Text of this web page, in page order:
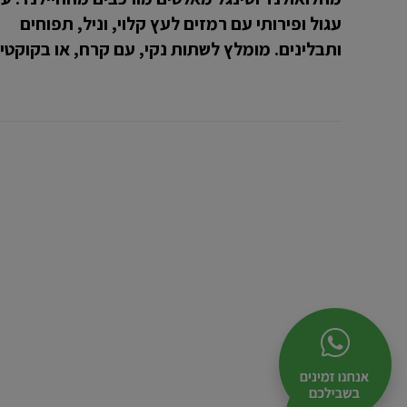
עגול ופירותי עם רמזים לעץ קלוי, וניל, תפוחים
ותבלינים. מומלץ לשתות נקי, עם קרח, או